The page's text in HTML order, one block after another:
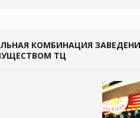
КОМБИНАЦИЯ
ТЦ